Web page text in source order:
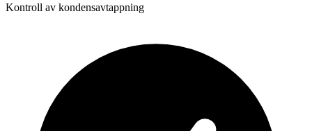
Kontroll av kondensavtappning